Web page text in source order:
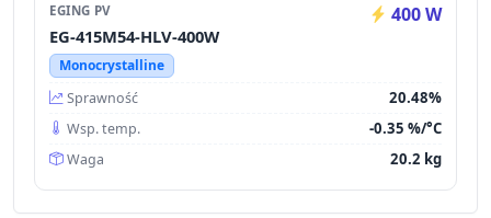
EGING PV 400 W
EG-415M54-HLV-400W
Monocrystalline
Sprawność
20.48%
Wsp. temp. -0.35 %/°C
Waga 20.2 kg